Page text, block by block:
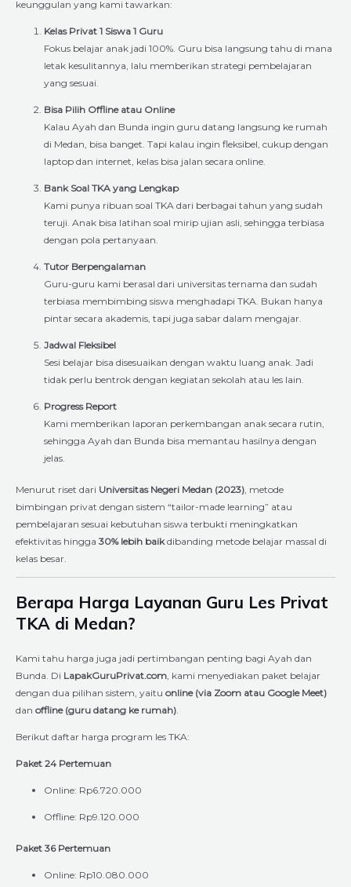
keunggulan yang kami tawarkan:
Kelas Privat 1 Siswa 1 Guru
Fokus belajar anak jadi 100%. Guru bisa langsung tahu di mana
letak kesulitannya, lalu memberikan strategi pembelajaran
yang sesuai.
Bisa Pilih Offline atau Online
Kalau Ayah dan Bunda ingin guru datang langsung ke rumah
di Medan, bisa banget. Tapi kalau ingin fleksibel, cukup dengan
laptop dan internet, kelas bisa jalan secara online.
Bank Soal TKA yang Lengkap
Kami punya ribuan soal TKA dari berbagai tahun yang sudah
teruji. Anak bisa latihan soal mirip ujian asli, sehingga terbiasa
dengan pola pertanyaan.
Tutor Berpengalaman
Guru-guru kami berasal dari universitas ternama dan sudah
terbiasa membimbing siswa menghadapi TKA. Bukan hanya
pintar secara akademis, tapi juga sabar dalam mengajar.
Jadwal Fleksibel
Sesi belajar bisa disesuaikan dengan waktu luang anak. Jadi
tidak perlu bentrok dengan kegiatan sekolah atau les lain.
Progress Report
Kami memberikan laporan perkembangan anak secara rutin,
sehingga Ayah dan Bunda bisa memantau hasilnya dengan
jelas.
Menurut riset dari Universitas Negeri Medan (2023) , metode
bimbingan privat dengan sistem “tailor-made learning” atau
pembelajaran sesuai kebutuhan siswa terbukti meningkatkan
efektivitas hingga 30% lebih baikdibanding metode belajar massal di
kelas besar.
Berapa Harga Layanan Guru Les Privat
TKA di Medan?
Kami tahu harga juga jadi pertimbangan penting bagi Ayah dan
Bunda. Di LapakGuruPrivat.com , kami menyediakan paket belajar
dengan dua pilihan sistem, yaitu online (via Zoom atau Google Meet)
dan offline (guru datang ke rumah)
Berikut daftar harga program les TKA:
Paket 24 Pertemuan
Online: Rp6.720.000
Offline: Rp9.120.000
Paket 36 Pertemuan
Online: Rp10.080.000